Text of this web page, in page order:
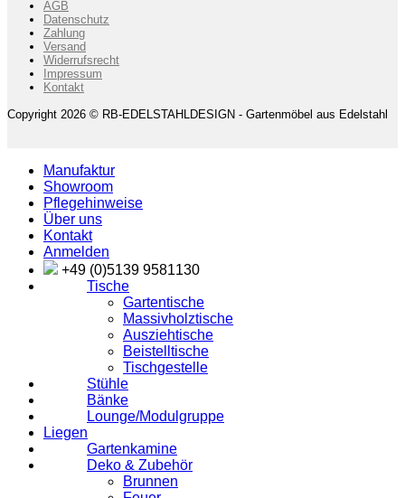
AGB
Datenschutz
Zahlung
Versand
Widerrufsrecht
Impressum
Kontakt
Copyright 2026 © RB-EDELSTAHLDESIGN - Gartenmöbel aus Edelstahl
Manufaktur
Showroom
Pflegehinweise
Über uns
Kontakt
Anmelden
+49 (0)5139 9581130
Tische
Gartentische
Massivholztische
Ausziehtische
Beistelltische
Tischgestelle
Stühle
Bänke
Lounge/Modulgruppe
Liegen
Gartenkamine
Deko & Zubehör
Brunnen